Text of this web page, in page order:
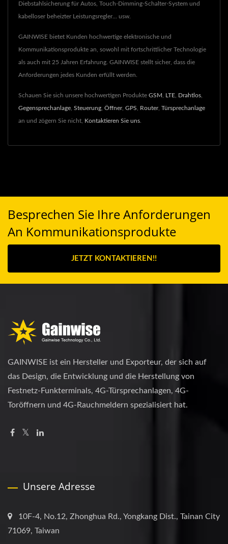
Diebstahlsicherung für Autos, Touch-Dimming-Schalter-System und
kabelloser beheizter Leistungsregler... usw.
GAINWISE bietet Kunden hochwertige elektronische und
Kommunikationsprodukte an, sowohl mit fortschrittlicher Technologie
als auch mit 25 Jahren Erfahrung. GAINWISE stellt sicher, dass die
Anforderungen jedes Kunden erfüllt werden.
Schauen Sie sich unsere hochwertigen Produkte GSM LTE Drahtlos
Gegensprechanlage Steuerung Öffner, GPS Router, Türsprechanlage
an und zögern Sie nicht, Kontaktieren Sie uns
Besprechen Sie Ihre Anforderungen
An Kommunikationsprodukte
JETZT KONTAKTIEREN!!
GAINWISE ist ein Hersteller und Exporteur, der sich auf
das Design, die Entwicklung und die Herstellung von
Festnetz-Funkterminals, 4G-Türsprechanlagen, 4G-
Toröffnern und 4G-Rauchmeldern spezialisiert hat.
Unsere Adresse
10F-4, No.12, Zhonghua Rd., Yongkang Dist., Tainan City
71069, Taiwan